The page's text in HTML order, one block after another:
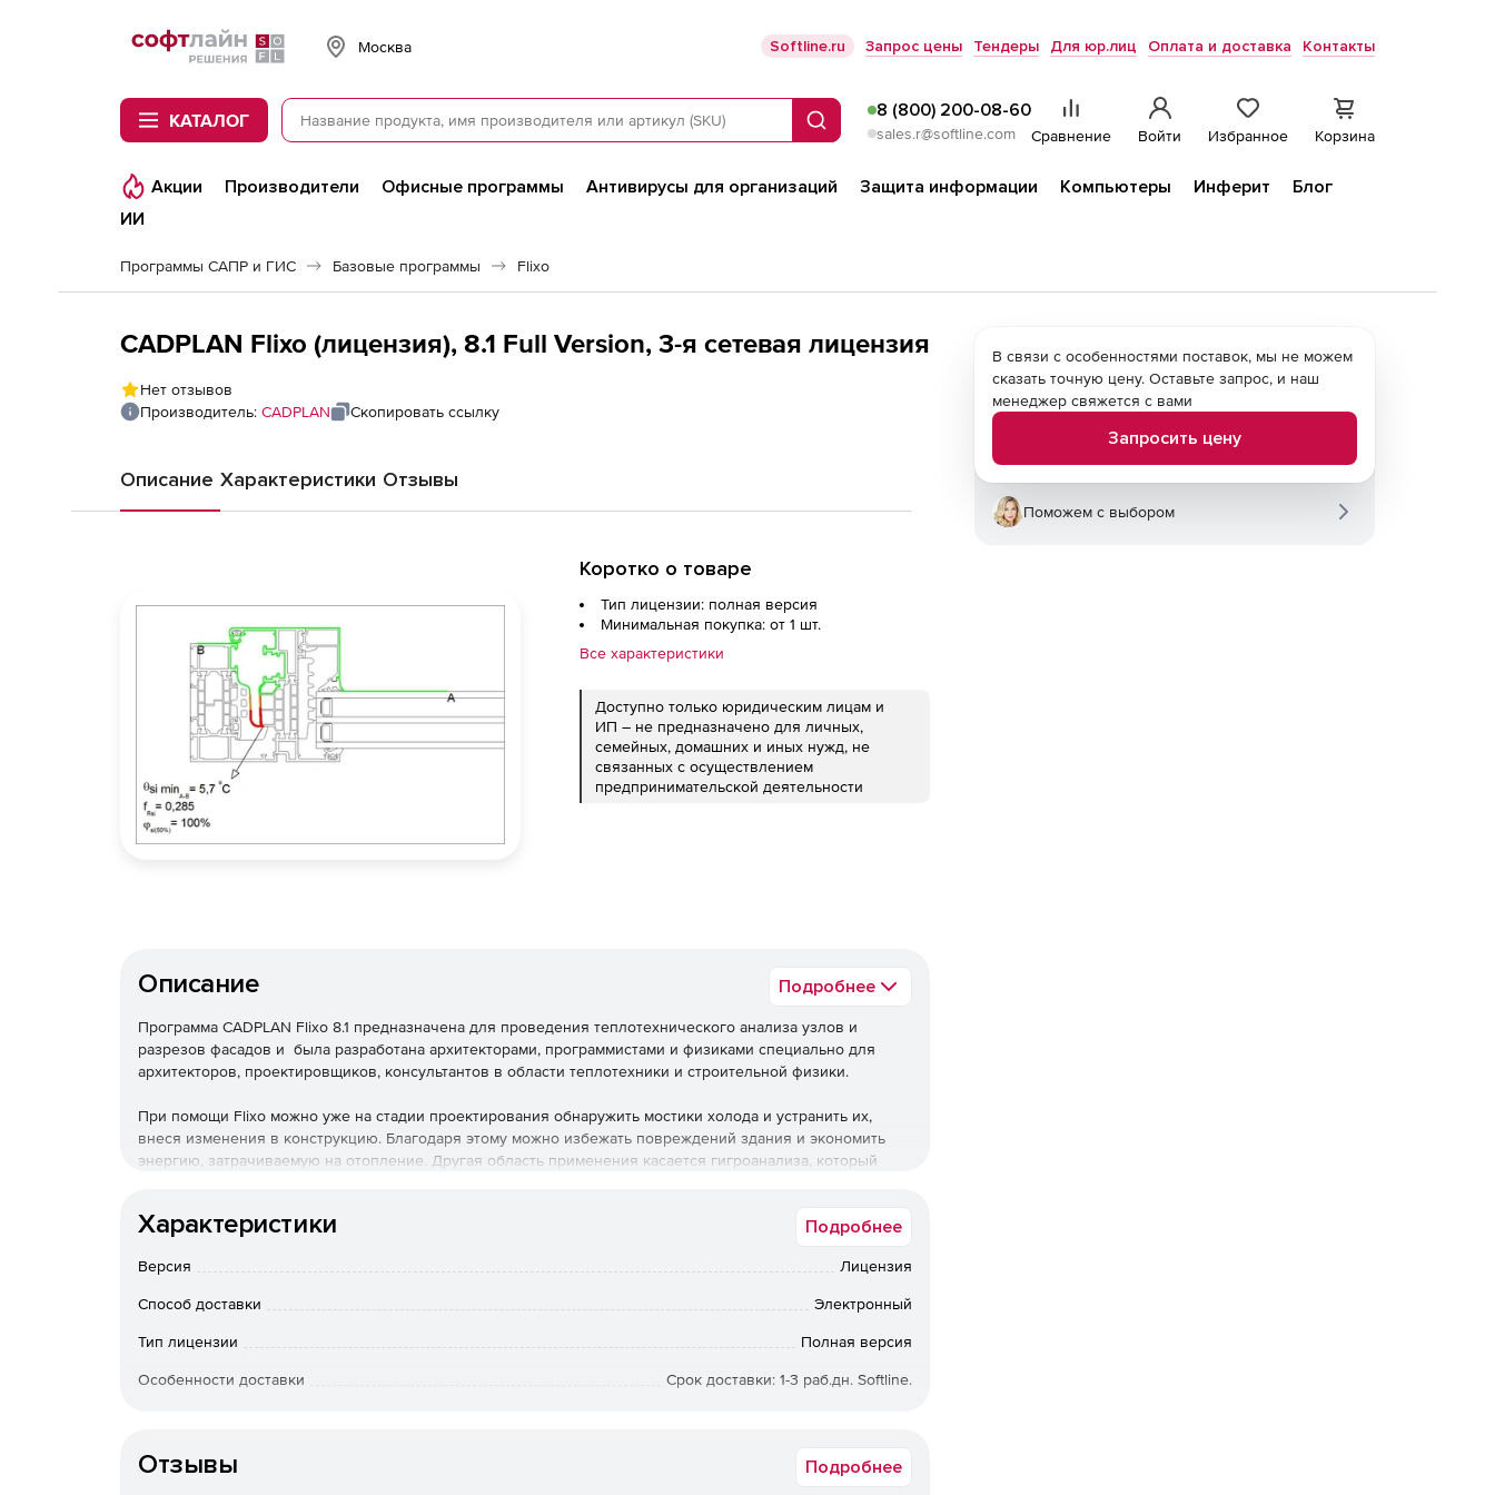
Softline
Москва Softline.ru Запрос цены Тендеры Для юр.лиц Оплата и доставка Контакты
КАТАЛОГ Поиск
8 (800) 200-08-60
sales.r@softline.com Сравнение Войти Избранное Корзина
Акции Производители Офисные программы Антивирусы для организаций Защита информации Компьютеры Инферит
Блог
ИИ
Программы САПР и ГИС Базовые программы Flixo
CADPLAN Flixo (лицензия), 8.1 Full Version, 3-я сетевая лицензия
Нет отзывов
Производитель: CADPLAN Скопировать ссылку
Описание Характеристики Отзывы
Коротко о товаре
Тип лицензии: полная версия
Минимальная покупка: от 1 шт.
Все характеристики
Доступно только юридическим лицам и
ИП – не предназначено для личных,
семейных, домашних и иных нужд, не
связанных с осуществлением
предпринимательской деятельности
Описание Подробнее
Программа CADPLAN Flixo 8.1 предназначена для проведения теплотехнического анализа узлов и
разрезов фасадов и была разработана архитекторами, программистами и физиками специально для
архитекторов, проектировщиков, консультантов в области теплотехники и строительной физики.
При помощи Flixo можно уже на стадии проектирования обнаружить мостики холода и устранить их,
внеся изменения в конструкцию. Благодаря этому можно избежать повреждений здания и экономить
энергию, затрачиваемую на отопление. Другая область применения касается гигроанализа, который
при стационарных граничных условиях (температура помещения и коэффициент теплоотдачи).
Новое в версии flixo 8.1
Пользовательский интерфейс
Во всплывающем меню «Слой» можно удалять, перемещать и отображать объекты по отдельности.
Новый инструмент для маркировки.
Характеристики Подробнее
Версия Лицензия
Способ доставки Электронный
Тип лицензии Полная версия
Особенности доставки Срок доставки: 1-3 раб.дн. Softline.
Отзывы Подробнее
В связи с особенностями поставок, мы не можем
сказать точную цену. Оставьте запрос, и наш
менеджер свяжется с вами
Запросить цену
Поможем с выбором